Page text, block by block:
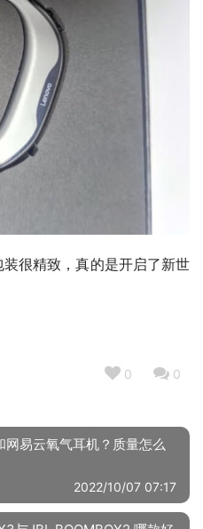
很精致，真的是开启了新世
0 0
网易云氧气耳机？质量怎么
2022/10/07 07:17